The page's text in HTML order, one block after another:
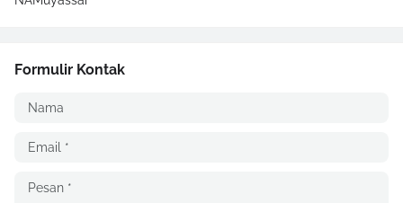
Formulir Kontak